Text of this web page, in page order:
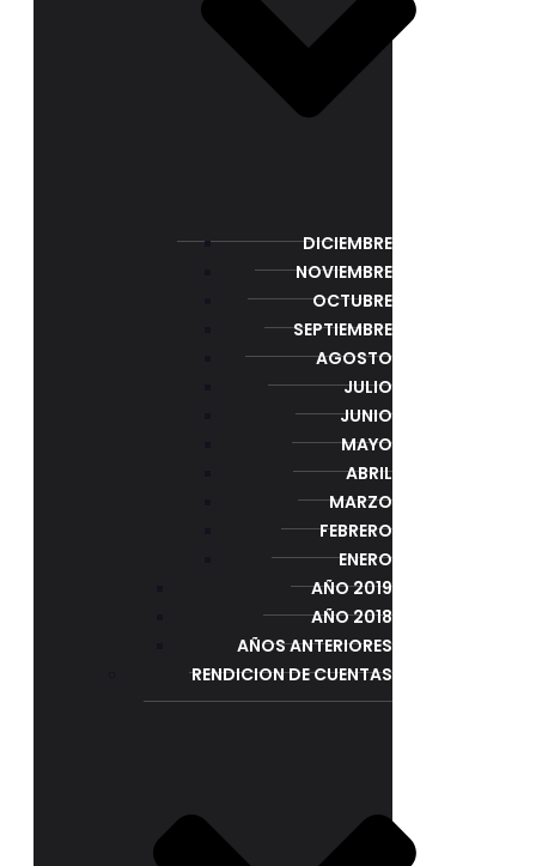
DICIEMBRE
NOVIEMBRE
OCTUBRE
SEPTIEMBRE
AGOSTO
JULIO
JUNIO
MAYO
ABRIL
MARZO
FEBRERO
ENERO
AÑO 2019
AÑO 2018
AÑOS ANTERIORES
RENDICION DE CUENTAS